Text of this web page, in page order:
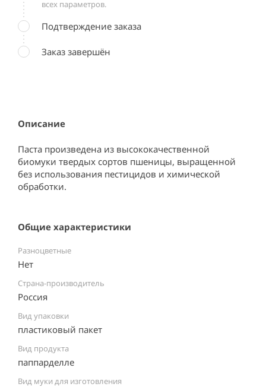
Описание
Паста произведена из высококачественной
биомуки твердых сортов пшеницы, выращенной
без использования пестицидов и химической
обработки.
Общие характеристики
Разноцветные
Нет
Страна-производитель
Россия ⠀
Вид упаковки
пластиковый пакет ⠀
Вид продукта
паппарделле
Вид муки для изготовления
всех параметров.
Подтверждение заказа
Заказ завершён